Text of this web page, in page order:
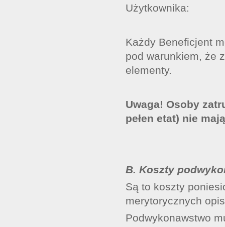
Użytkownika:
Każdy Beneficjent
pod warunkiem, że
elementy.
Uwaga! Osoby
pełen etat) nie
B. Koszty
Są to koszty
merytorycznych
Podwykonawstwo